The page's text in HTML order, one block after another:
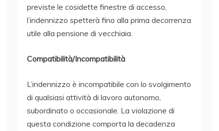
previste le cosidette finestre di accesso,
l’indennizzo spetterà fino alla prima decorrenza
utile alla pensione di vecchiaia.
Compatibilità/Incompatibilità
L’indennizzo è incompatibile con lo svolgimento
di qualsiasi attività di lavoro autonomo,
subordinato o occasionale. La violazione di
questa condizione comporta la decadenza